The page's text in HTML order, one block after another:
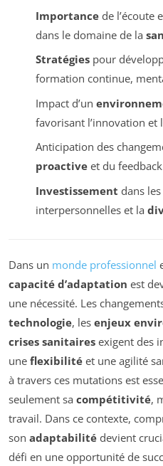
Importancede l’écoute
dans le domaine de la
Stratégiespour
formation continue,
Impact d’un
favorisant l’innovation et
Anticipation des
proactiveet du
Investissement dans
interpersonnelles et la
Dans un monde professionnel
capacité d’adaptation est
une nécessité. Les
technologie, les enjeux
crises sanitaires exigent des
une flexibilité et une agilité
à travers ces mutations est
seulement sa compétitivité,
travail. Dans ce contexte,
son adaptabilité devient
défi en une opportunité de